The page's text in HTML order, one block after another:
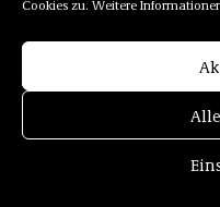
Cookies zu. Weitere